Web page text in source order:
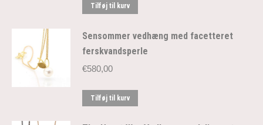
Tilføj til kurv
Sensommer vedhæng med facetteret
ferskvandsperle
€580,00
Tilføj til kurv